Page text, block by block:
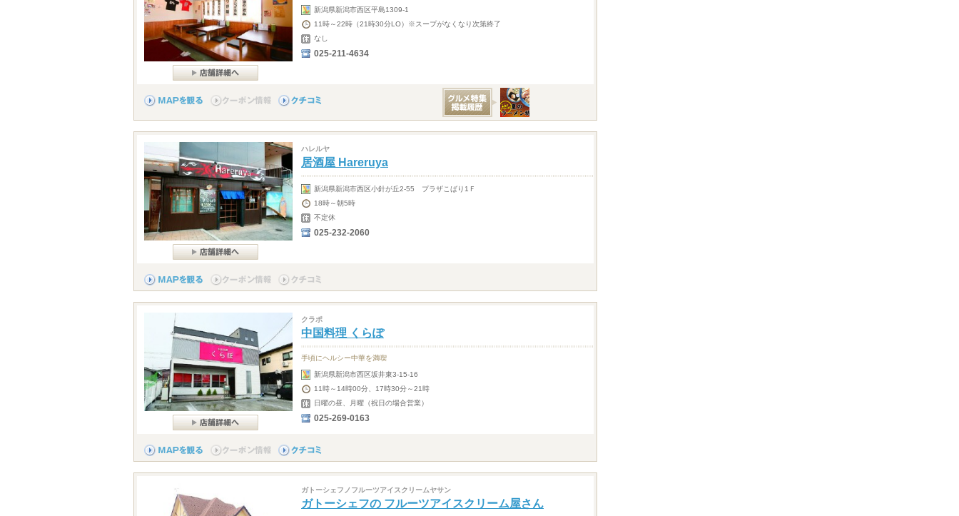
新潟県新潟市西区平島1309-1
11時～22時（21時30分LO）※スープがなくなり次第終了
なし
025-211-4634
ハレルヤ
居酒屋 Hareruya
新潟県新潟市西区小針が丘2-55 プラザこばり1Ｆ
18時～朝5時
不定休
025-232-2060
クラポ
中国料理 くらぽ
手頃にヘルシー中華を満喫
新潟県新潟市西区坂井東3-15-16
11時～14時00分、17時30分～21時
日曜の昼、月曜（祝日の場合営業）
025-269-0163
ガトーシェフノフルーツアイスクリームヤサン
ガトーシェフの フルーツアイスクリーム屋さん